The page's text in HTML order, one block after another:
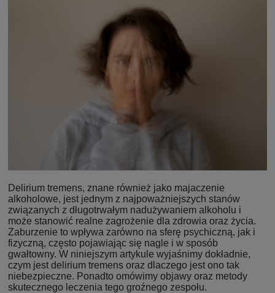
Delirium tremens, znane również jako majaczenie
alkoholowe, jest jednym z najpoważniejszych stanów
związanych z długotrwałym nadużywaniem alkoholu i
może stanowić realne zagrożenie dla zdrowia oraz życia.
Zaburzenie to wpływa zarówno na sferę psychiczną, jak i
fizyczną, często pojawiając się nagle i w sposób
gwałtowny. W niniejszym artykule wyjaśnimy dokładnie,
czym jest delirium tremens oraz dlaczego jest ono tak
niebezpieczne. Ponadto omówimy objawy oraz metody
skutecznego leczenia tego groźnego zespołu.